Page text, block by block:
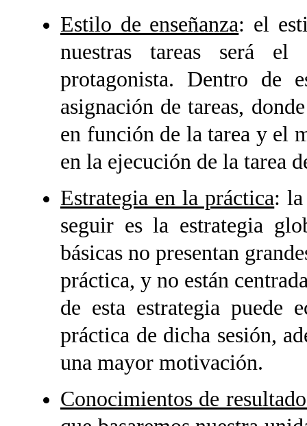
Estilo de enseñanza: el
nuestras tareas será
protagonista. Dentro de
asignación de tareas,
en función de la tarea y el
en la ejecución de la tarea
Estrategia en la práctica:
seguir es la estrategia
básicas no presentan
práctica, y no están
de esta estrategia
práctica de dicha sesión,
una mayor motivación.
Conocimientos de